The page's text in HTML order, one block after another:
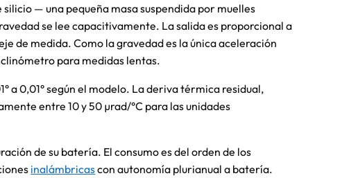
— una pequeña masa suspendida por muelles
se lee capacitivamente. La salida es proporcional a
de medida. Como la gravedad es la única aceleración
para medidas lentas.
a 0,01° según el modelo. La deriva térmica residual,
entre 10 y 50 µrad/°C para las unidades
de su batería. El consumo es del orden de los
inalámbricascon autonomía plurianual a batería.